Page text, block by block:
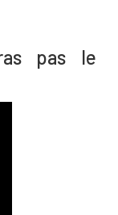
pas le